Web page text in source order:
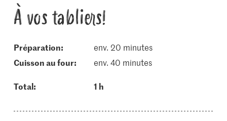
À vos tabliers!
Préparation:
env. 20 minutes
cuisson au four:
env. 40 minutes
Total: 1 h